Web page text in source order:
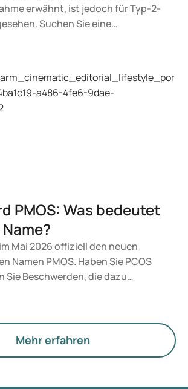
erwähnt, ist jedoch für Typ-2-
Suchen Sie eine
Gewichtskontrolle, kommen eher
Gesundheit, Ihres BMI und
PMOS: Was bedeutet
Mai 2026 offiziell den neuen
Namen PMOS. Haben Sie PCOS
Sie Beschwerden, die dazu
ändert sich vorerst nichts.
Stoffwechsel und die Funktion der
Mehr erfahren